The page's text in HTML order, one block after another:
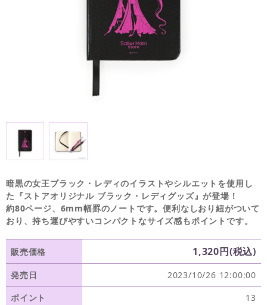
暗黒の女王ブラック・レディのイラストやシルエットを使用し
た『ストアオリジナル ブラック・レディグッズ』が登場！
約80ページ、6mm幅罫のノートです。便利なしおり紐がついて
おり、持ち運びやすいコンパクトなサイズ感もポイントです。
販売価格 1,320円(税込)
発売日
2023/10/26 12:00:00
ポイント
13